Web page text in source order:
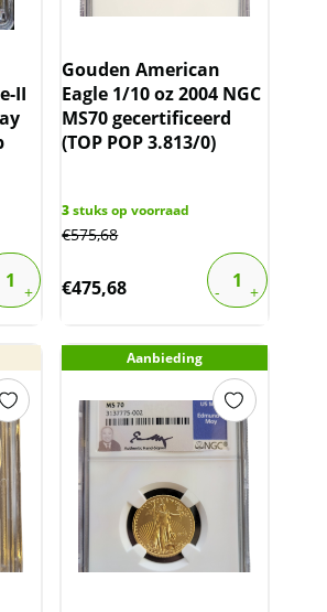
II
Gouden American
Eagle 1/10 oz 2004 NGC
MS70 gecertificeerd
(TOP POP 3.813/0)
3stuks op voorraad
€575,68
€475,68
Aanbieding